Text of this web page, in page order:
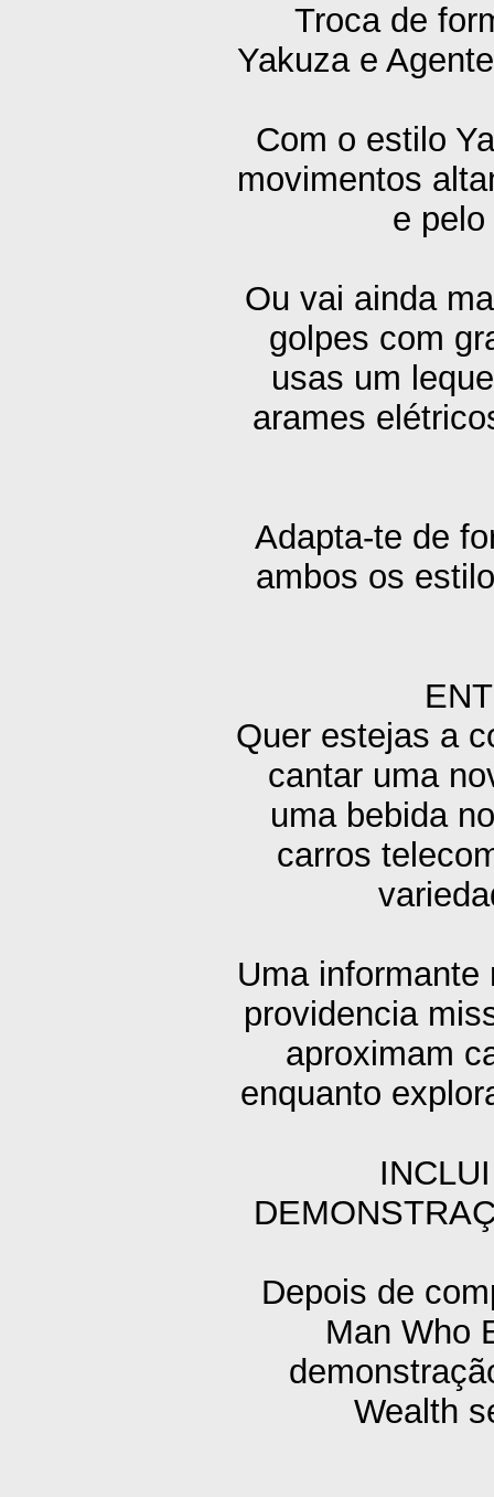
Troca de
Yakuza e
Com o estilo
movimentos
e
Ou vai ainda
golpes com
usas um
arames
Adapta-te de
ambos os
Quer estejas a
cantar uma
uma bebida
carros
Uma
providencia
aproximam
enquanto
Depois de
Man Who
Wealth